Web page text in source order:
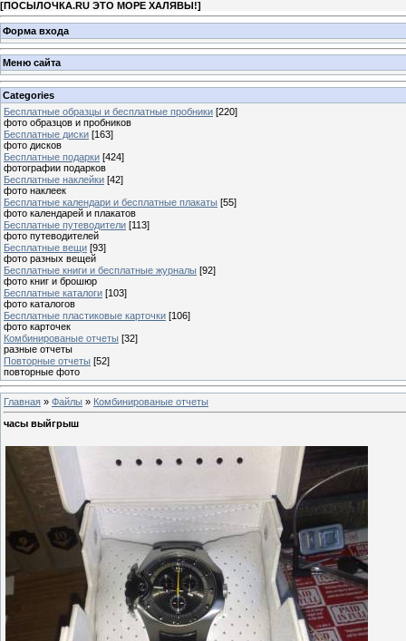
[ПОСЫЛОЧКА.RU ЭТО МОРЕ ХАЛЯВЫ!]
Форма входа
Меню сайта
Categories
Бесплатные образцы и бесплатные пробники [220]
фото образцов и пробников
Бесплатные диски [163]
фото дисков
Бесплатные подарки [424]
фотографии подарков
Бесплатные наклейки [42]
фото наклеек
Бесплатные календари и бесплатные плакаты [55]
фото календарей и плакатов
Бесплатные путеводители [113]
фото путеводителей
Бесплатные вещи [93]
фото разных вещей
Бесплатные книги и бесплатные журналы [92]
фото книг и брошюр
Бесплатные каталоги [103]
фото каталогов
Бесплатные пластиковые карточки [106]
фото карточек
Комбинированые отчеты [32]
разные отчеты
Повторные отчеты [52]
повторные фото
Главная » Файлы » Комбинированые отчеты
часы выйгрыш